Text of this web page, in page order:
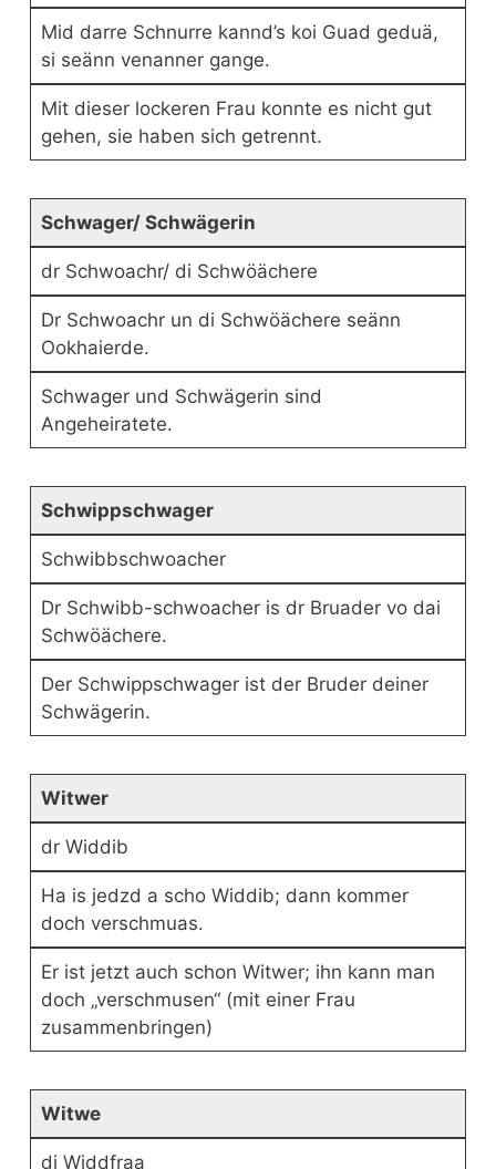
Mid darre Schnurre kannd’s koi Guad geduä,
si seänn venanner gange.
Mit dieser lockeren Frau konnte es nicht gut
gehen, sie haben sich getrennt.
Schwager/ Schwägerin
dr Schwoachr/ di Schwöächere
Dr Schwoachr un di Schwöächere seänn
Ookhaierde.
Schwager und Schwägerin sind
Angeheiratete.
Schwippschwager
Schwibbschwoacher
Dr Schwibb-schwoacher is dr Bruader vo dai
Schwöächere.
Der Schwippschwager ist der Bruder deiner
Schwägerin.
Witwer
dr Widdib
Ha is jedzd a scho Widdib; dann kommer
doch verschmuas.
Er ist jetzt auch schon Witwer; ihn kann man
doch „verschmusen“ (mit einer Frau
zusammenbringen)
Witwe
di Widdfraa